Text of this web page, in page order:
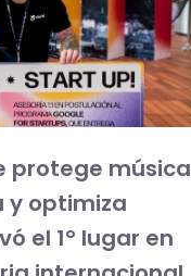
protege música
y optimiza
el 1° lugar en